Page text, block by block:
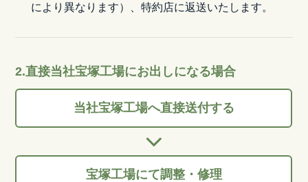
により異なります）、特約店に返送いたします。
2.直接当社宝塚工場にお出しになる場合
当社宝塚工場へ直接送付する
宝塚工場にて調整・修理